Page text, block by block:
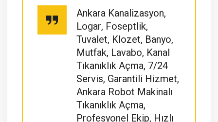
Ankara Kanalizasyon,
Logar, Foseptlik,
Tuvalet, Klozet, Banyo,
Mutfak, Lavabo, Kanal
Tıkanıklık Açma, 7/24
Servis, Garantili Hizmet,
Ankara Robot Makinalı
Tıkanıklık Açma,
Profesyonel Ekip, Hızlı